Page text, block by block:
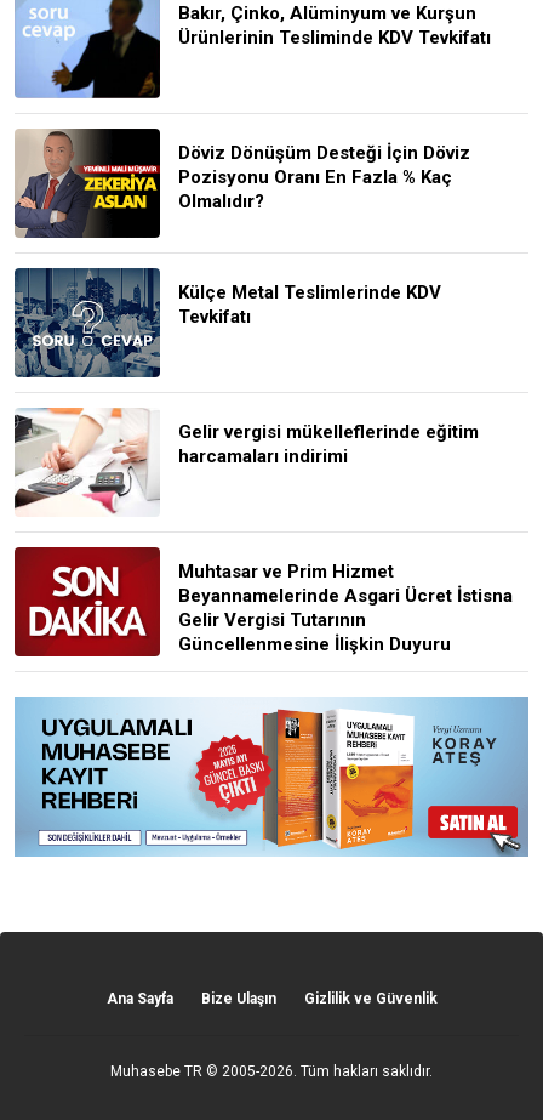
Bakır, Çinko, Alüminyum ve Kurşun
Ürünlerinin Tesliminde KDV Tevkifatı
Döviz Dönüşüm Desteği İçin Döviz
Pozisyonu Oranı En Fazla % Kaç
Olmalıdır?
Külçe Metal Teslimlerinde KDV
Tevkifatı
Gelir vergisi mükelleflerinde eğitim
harcamaları indirimi
Muhtasar ve Prim Hizmet
Beyannamelerinde Asgari Ücret İstisna
Gelir Vergisi Tutarının
Güncellenmesine İlişkin Duyuru
Ana Sayfa Bize Ulaşın Gizlilik ve Güvenlik
Muhasebe TR © 2005-2026. Tüm hakları saklıdır.